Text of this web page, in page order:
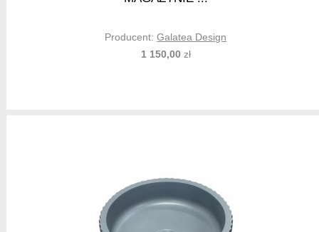
Producent:Galatea Design
1 150,00zł